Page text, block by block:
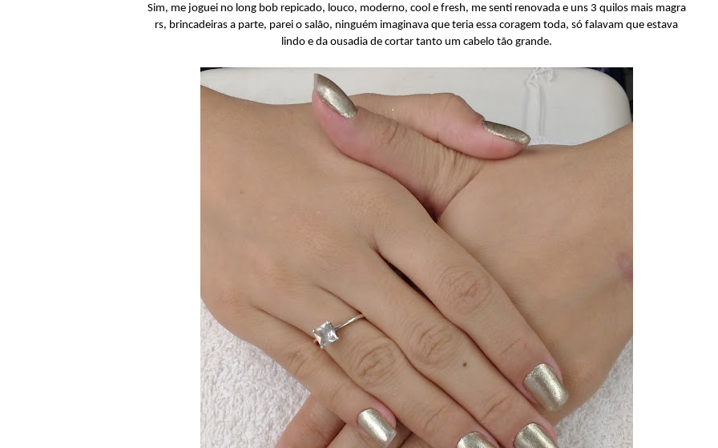
Sim, me joguei no long bob repicado, louco, moderno, cool e fresh, me senti renovada e uns 3 quilos mais magra
rs, brincadeiras a parte, parei o salão, ninguém imaginava que teria essa coragem toda, só falavam que estava
lindo e da ousadia de cortar tanto um cabelo tão grande.